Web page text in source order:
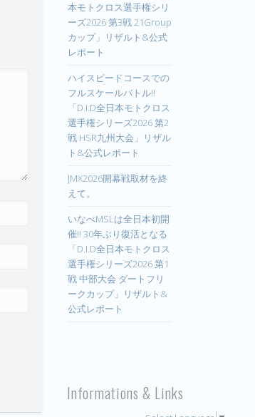
本モトクロス選手権シリ
ーズ2026 第3戦 21Group
カップ」リザルト&公式
レポート
ハイスピードコースでの
フルスケールバトル!!
「D.I.D全日本モトクロス
選手権シリーズ2026 第2
戦 HSR九州大会」リザル
ト&公式レポート
JMX2026開幕戦取材を終
えて。
いなべMSLは全日本初開
催!! 30年ぶり復活となる
「D.I.D全日本モトクロス
選手権シリーズ2026 第1
戦 中部大会 ダートフリ
ークカップ」リザルト&
公式レポート
Informations & Links